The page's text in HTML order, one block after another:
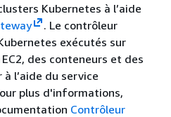
Kubernetes à l’aide
. Le contrôleur
exécutés sur
des conteneurs et des
l’aide du service
plus d'informations,
Contrôleur